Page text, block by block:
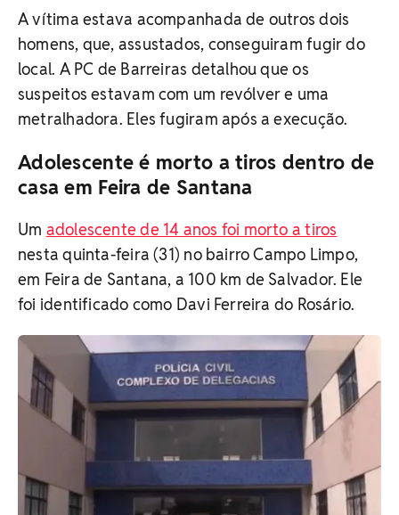
A vítima estava acompanhada de outros dois
homens, que, assustados, conseguiram fugir do
local. A PC de Barreiras detalhou que os
suspeitos estavam com um revólver e uma
metralhadora. Eles fugiram após a execução.
Adolescente é morto a tiros dentro de
casa em Feira de Santana
Um adolescente de 14 anos foi morto a tiros
nesta quinta-feira (31) no bairro Campo Limpo,
em Feira de Santana, a 100 km de Salvador. Ele
foi identificado como Davi Ferreira do Rosário.